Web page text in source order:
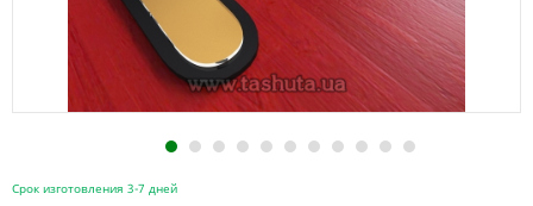
1 2 3 4 5 6 7 8 9 10 11
Срок изготовления 3-7 дней